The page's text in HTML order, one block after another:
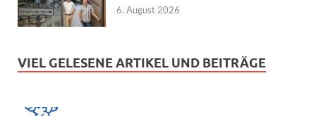
6. August 2026
VIEL GELESENE ARTIKEL UND BEITRÄGE